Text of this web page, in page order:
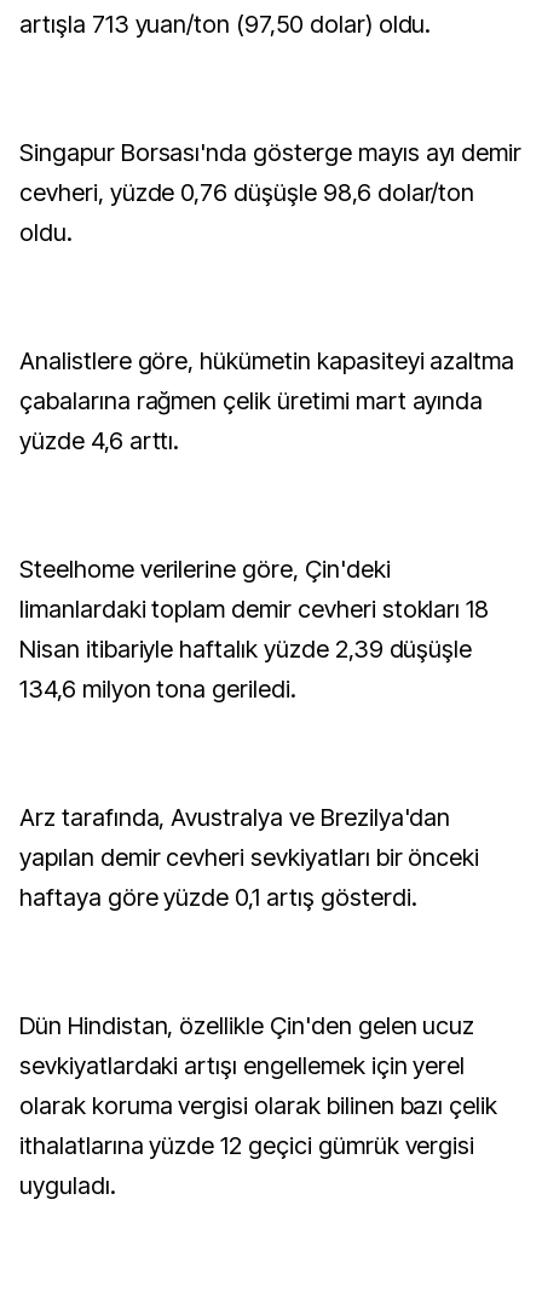
artışla 713 yuan/ton (97,50 dolar) oldu.
Singapur Borsası'nda gösterge mayıs ayı demir
cevheri, yüzde 0,76 düşüşle 98,6 dolar/ton
oldu.
Analistlere göre, hükümetin kapasiteyi azaltma
çabalarına rağmen çelik üretimi mart ayında
yüzde 4,6 arttı.
Steelhome verilerine göre, Çin'deki
limanlardaki toplam demir cevheri stokları 18
Nisan itibariyle haftalık yüzde 2,39 düşüşle
134,6 milyon tona geriledi.
Arz tarafında, Avustralya ve Brezilya'dan
yapılan demir cevheri sevkiyatları bir önceki
haftaya göre yüzde 0,1 artış gösterdi.
Dün Hindistan, özellikle Çin'den gelen ucuz
sevkiyatlardaki artışı engellemek için yerel
olarak koruma vergisi olarak bilinen bazı çelik
ithalatlarına yüzde 12 geçici gümrük vergisi
uyguladı.